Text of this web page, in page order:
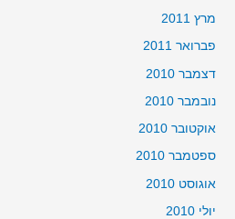
מרץ 2011
פברואר 2011
דצמבר 2010
נובמבר 2010
אוקטובר 2010
ספטמבר 2010
אוגוסט 2010
יולי 2010